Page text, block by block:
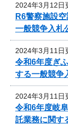
2024年3月12日
R6警察施設
一般競争入札
2024年3月11日
令和6年度ぎ
する一般競争
2024年3月11日
令和6年度岐
託業務に関す